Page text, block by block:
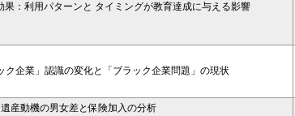
果：利用パターンと タイミングが教育達成に与える影響
ク企業」認識の変化と「ブラック企業問題」の現状
遺産動機の男女差と保険加入の分析